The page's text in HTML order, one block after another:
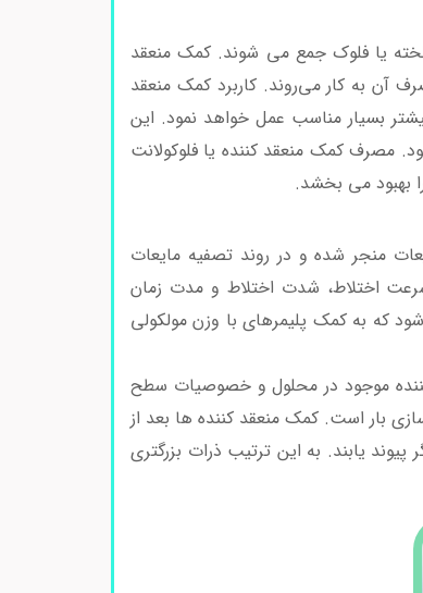
یا فلوک جمع می شوند. کمک منعقد
آن به کار می‌روند. کاربرد کمک منعقد
بسیار مناسب عمل خواهد نمود. این
مصرف کمک منعقد کننده یا فلوکولانت
می بخشد.
منجر شده و در روند تصفیه مایعات
اختلاط، شدت اختلاط و مدت زمان
که به کمک پلیمرهای با وزن مولکولی
موجود در محلول و خصوصیات سطح
بار است. کمک منعقد کننده ها بعد از
یابند. به این ترتیب ذرات بزرگتری